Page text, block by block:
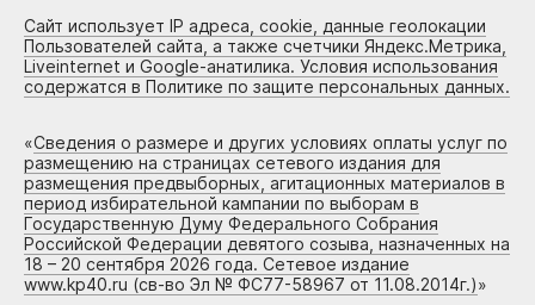
Сайт использует IP адреса, cookie, данные геолокации
Пользователей сайта, а также счетчики Яндекс.Метрика,
Liveinternet и Google-анатилика. Условия использования
содержатся в Политике по защите персональных данных.
«Сведения о размере и других условиях оплаты услуг по
размещению на страницах сетевого издания для
размещения предвыборных, агитационных материалов в
период избирательной кампании по выборам в
Государственную Думу Федерального Собрания
Российской Федерации девятого созыва, назначенных на
18 – 20 сентября 2026 года. Сетевое издание
www.kp40.ru (св-во Эл № ФС77-58967 от 11.08.2014г.)»